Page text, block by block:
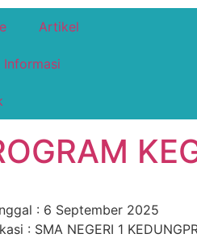
Artikel
Informasi
: 6 September 2025
: SMA NEGERI 1